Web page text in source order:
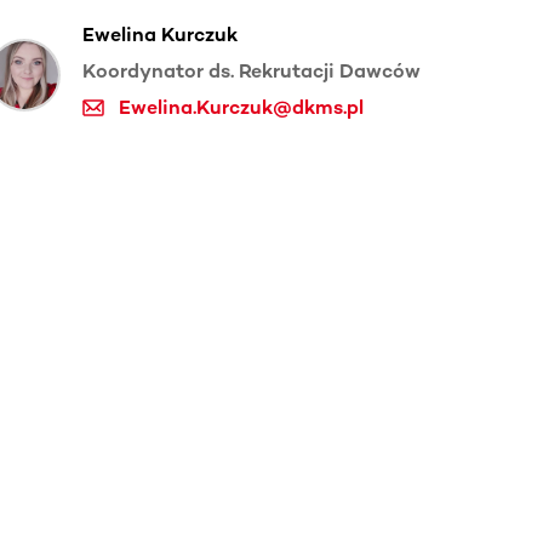
Ewelina Kurczuk
Koordynator ds. Rekrutacji Dawców
Ewelina.Kurczuk@dkms.pl